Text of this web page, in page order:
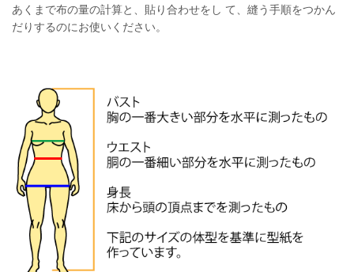
あくまで布の量の計算と、貼り合わせをし て、縫う手順をつかん
だりするのにお使いください。